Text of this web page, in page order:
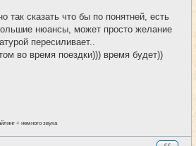
так сказать что бы по понятней, есть
нюансы, может просто желание
пересиливает..
во время поездки))) время будет))
+ немного звука